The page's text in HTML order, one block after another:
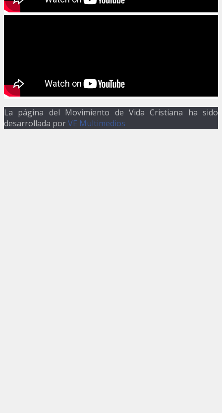
La página del Movimiento de Vida Cristiana ha sido
desarrollada porVE Multimedios